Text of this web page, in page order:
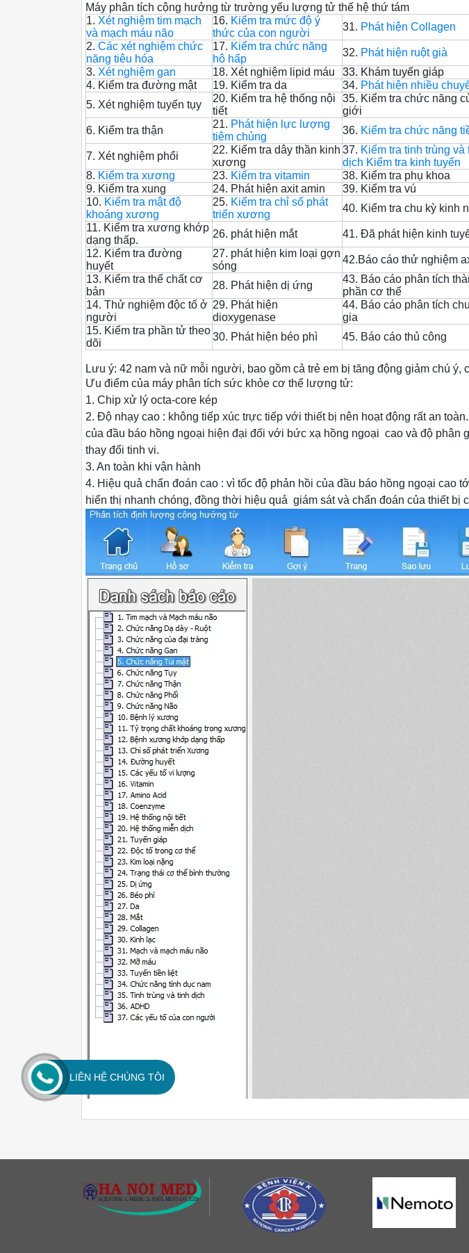
Máy phân tích cộng hưởng từ trường yếu lượng tử thế hệ thứ tám
1. Xét nghiệm tim mạch
và mạch máu não
16. Kiểm tra mức độ ý
thức của con người
31. Phát hiện Collagen
2. Các xét nghiệm chức
năng tiêu hóa
17. Kiểm tra chức năng
hô hấp
32. Phát hiện ruột già
3. Xét nghiệm gan 18. Xét nghiệm lipid máu
33. Khám tuyến giáp
4. Kiểm tra đường mật
19. Kiểm tra da 34. Phát hiện nhiều
5. Xét nghiệm tuyến tụy
20. Kiểm tra hệ thống nội
tiết
35. Kiểm tra chức năng
giới
6. Kiểm tra thận
21. Phát hiện lực lượng
tiêm chủng
36. Kiểm tra chức năng
7. Xét nghiệm phổi
22. Kiểm tra dây thần kinh
xương
37. Kiểm tra tinh trùng và
dịch Kiểm tra kinh tuyến
8. Kiểm tra xương 23. Kiểm tra vitamin
38. Kiểm tra phụ khoa
9. Kiểm tra xung
24. Phát hiện axit amin
39. Kiểm tra vú
10. Kiểm tra mật độ
khoáng xương
25. Kiểm tra chỉ số phát
triển xương
40. Kiểm tra chu kỳ kinh
11. Kiểm tra xương khớp
dạng thấp.
26. phát hiện mắt
41. Đã phát hiện kinh
12. Kiểm tra đường
huyết
27. phát hiện kim loại gợn
sóng
42.Báo cáo thử nghiệm
13. Kiểm tra thể chất cơ
bản
28. Phát hiện dị ứng
43. Báo cáo phân tích
phần cơ thể
14. Thử nghiệm độc tố ở
người
29. Phát hiện
dioxygenase
44. Báo cáo phân tích
gia
15. Kiểm tra phần tử theo
dõi
30. Phát hiện béo phì 45. Báo cáo thủ công
Lưu ý: 42 nam và nữ mỗi người, bao gồm cả trẻ em bị tăng động giảm chú ý,
Ưu điểm của máy phân tích sức khỏe cơ thể lượng tử:
1. Chip xử lý octa-core kép
2. Độ nhạy cao : không tiếp xúc trực tiếp với thiết bị nên hoạt động rất an
của đầu báo hồng ngoại hiện đại đối với bức xạ hồng ngoại cao và độ phân
thay đổi tinh vi.
3. An toàn khi vận hành
4. Hiệu quả chẩn đoán cao : vì tốc độ phản hồi của đầu báo hồng ngoại cao
hiển thị nhanh chóng, đồng thời hiệu quả giám sát và chẩn đoán của thiết bị
LIÊN HỆ CHÚNG TÔI